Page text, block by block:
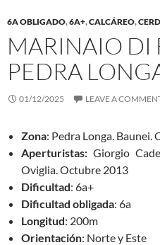
6A OBLIGADO,6A+,CALCÁREO,
MARINAIO DI
PEDRA
01/12/2025 LEAVE A
Zona: Pedra Longa. Baunei.
Aperturistas:Giorgio
Oviglia. Octubre 2013
Dificultad: 6a+
Dificultad obligada: 6a
Longitud: 200m
Orientación: Norte y Este